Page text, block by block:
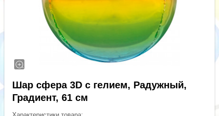
Шар сфера 3D с гелием, Радужный,
Градиент, 61 см